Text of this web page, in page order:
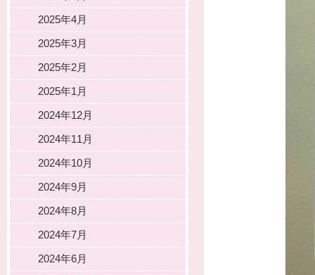
2025年4月
2025年3月
2025年2月
2025年1月
2024年12月
2024年11月
2024年10月
2024年9月
2024年8月
2024年7月
2024年6月